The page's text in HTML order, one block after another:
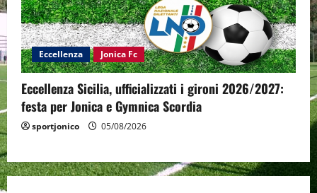
Eccellenza Jonica Fc
Eccellenza Sicilia, ufficializzati i gironi 2026/2027:
festa per Jonica e Gymnica Scordia
sportjonico 05/08/2026